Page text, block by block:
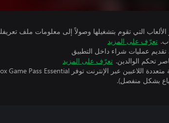
تعرّف على المزيد
تقديم عمليات شراء داخل التطبيق
تحكم الوالدين. تعرّف على المزيد
بشكل منفصل).